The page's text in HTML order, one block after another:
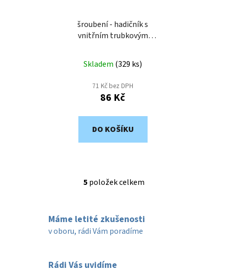
šroubení - hadičník s
vnitřním trubkovým
hadičku 13mm A018-1213
Skladem (329 ks)
71 Kč bez DPH
86 Kč
DO KOŠÍKU
O
á
d
í
5položek celkem
Máme letité zkušenosti
v oboru, rádi Vám poradíme
Rádi Vás uvidíme